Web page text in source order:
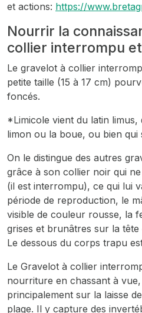
et actions: https://
Nourrir la
collier interrompu
Le gravelot à collier
petite taille (15 à 17 cm)
foncés.
*Limicole vient du latin limus,
limon ou la boue, ou bien
On le distingue des autres
grâce à son collier noir qui
(il est interrompu), ce qui lui
période de reproduction, le
visible de couleur rousse, la
grises et brunâtres sur la
Le dessous du corps trapu
Le Gravelot à collier
nourriture en chassant à
principalement sur la laisse
plage. Il y capture des